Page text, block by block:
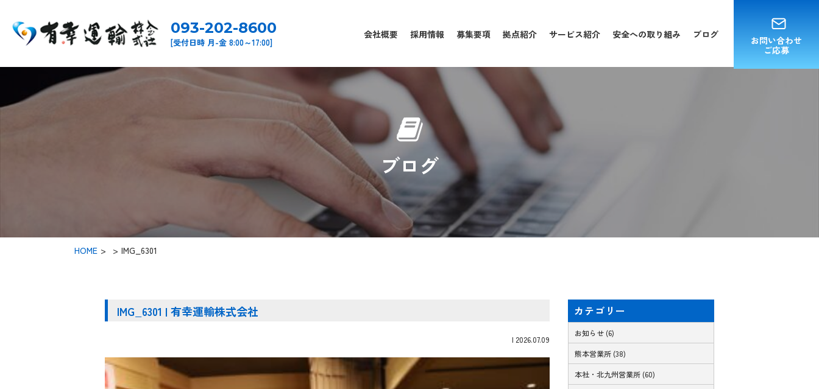
093-202-8600
[受付日時 月-金 8:00～17:00]
会社概要 採用情報 募集要項 拠点紹介 サービス紹介 安全への取り組み ブログ
お問い合わせ
ご応募
ブログ
HOME > IMG_6301
IMG_6301 | 有幸運輸株式会社
| 2026.07.09
カテゴリー
お知らせ (6)
熊本営業所 (38)
本社・北九州営業所 (60)